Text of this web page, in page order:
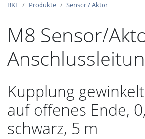
BKL Produkte Sensor / Aktor
M8 Sensor/
Kupplung
auf offenes Ende,
schwarz, 5 m